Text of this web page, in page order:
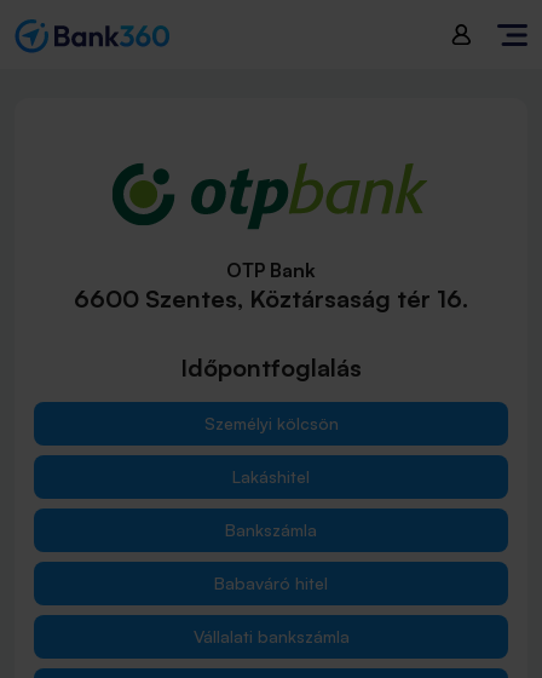
OTP Bank
6600 Szentes, Köztársaság tér 16.
Időpontfoglalás
Személyi kölcsön
Lakáshitel
Bankszámla
Babaváró hitel
Vállalati bankszámla